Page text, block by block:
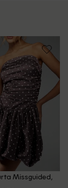
Missguided,